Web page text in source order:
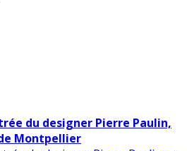
du designer Pierre Paulin,
Montpellier